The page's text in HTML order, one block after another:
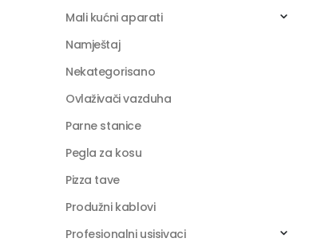
Mali kućni aparati
Namještaj
Nekategorisano
Ovlaživači vazduha
Parne stanice
Pegla za kosu
Pizza tave
Produžni kablovi
Profesionalni usisivaci